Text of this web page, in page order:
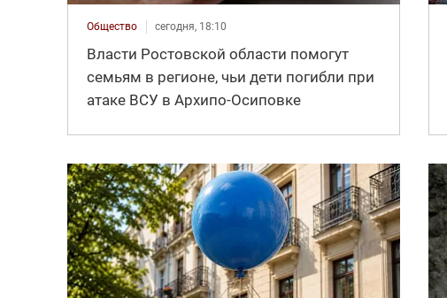
Общество сегодня, 18:10
Власти Ростовской области помогут
семьям в регионе, чьи дети погибли при
атаке ВСУ в Архипо-Осиповке